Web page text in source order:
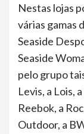
Nestas lojas
várias gamas
Seaside
Seaside
pelo grupo
Levis, a Lois,
Reebok, a
Outdoor, a